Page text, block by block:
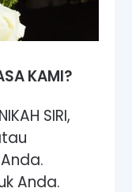
KAMI?
SIRI,
Anda.